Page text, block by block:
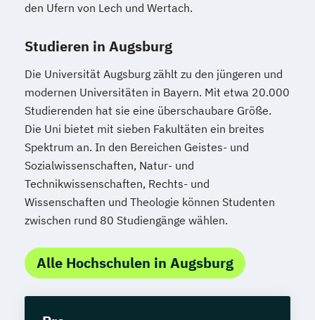
den Ufern von Lech und Wertach.
Studieren in Augsburg
Die Universität Augsburg zählt zu den jüngeren und
modernen Universitäten in Bayern. Mit etwa 20.000
Studierenden hat sie eine überschaubare Größe.
Die Uni bietet mit sieben Fakultäten ein breites
Spektrum an. In den Bereichen Geistes- und
Sozialwissenschaften, Natur- und
Technikwissenschaften, Rechts- und
Wissenschaften und Theologie können Studenten
zwischen rund 80 Studiengänge wählen.
Alle Hochschulen in Augsburg